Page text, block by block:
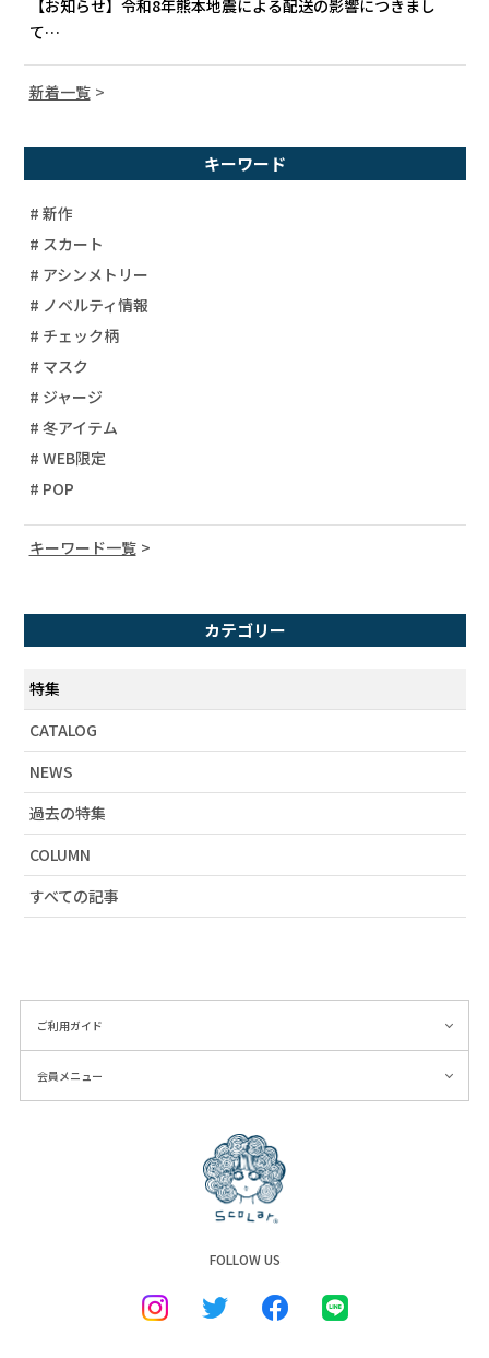
【お知らせ】令和8年熊本地震による配送の影響につきまし
て…
新着一覧
キーワード
# 新作
# スカート
# アシンメトリー
# ノベルティ情報
# チェック柄
# マスク
# ジャージ
# 冬アイテム
# WEB限定
# POP
キーワード一覧
# 柄ワンピース
# バイカラー
# ノベルティイベント
# ドット
# デニム
# 刺繍
# スカラーちゃん
# パリティのくま
# 大人カワイイ
# 新作アイテム
# 小物
# ネコ
# 花柄
カテゴリー
特集
CATALOG
NEWS
過去の特集
COLUMN
すべての記事
FOLLOW US
ご利用ガイド
会員メニュー